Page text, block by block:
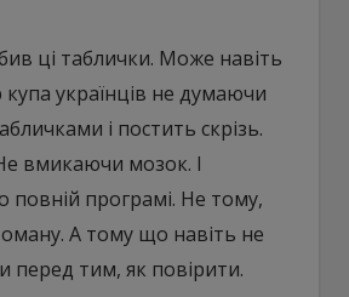
ці таблички. Може навіть
купа українців не думаючи
і постить скрізь.
вмикаючи мозок. І
повній програмі. Не тому,
А тому що навіть не
перед тим, як повірити.